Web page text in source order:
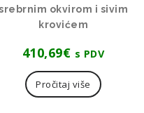
okvirom i sivim
krovićem
410,69€ s PDV
Pročitaj više